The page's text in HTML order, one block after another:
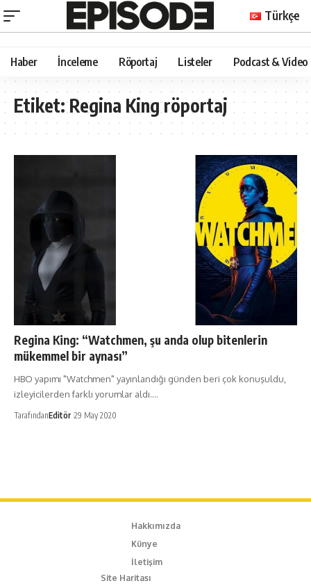
Türkçe
Haber İnceleme Röportaj Listeler Podcast & Video
Etiket:Regina King röportaj
Regina King: “Watchmen, şu anda olup bitenlerin
mükemmel bir aynası”
HBO yapımı "Watchmen" yayınlandığı günden beri çok konuşuldu,
izleyicilerden farklı yorumlar aldı.…
TarafındanEditör 29 May 2020
Hakkımızda
Künye
İletişim
Site Haritası